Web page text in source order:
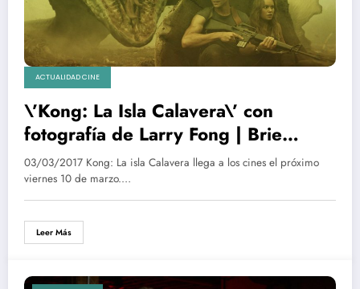
ACTUALIDAD CINE
\’Kong: La Isla Calavera\’ con
fotografía de Larry Fong | Brie
Larson y Tom Hiddleston | Noticias,
Trailers, imágenes, personajes,
críticas…
03/03/2017 Kong: La isla Calavera llega a los cines el próximo
viernes 10 de marzo.…
Leer Más